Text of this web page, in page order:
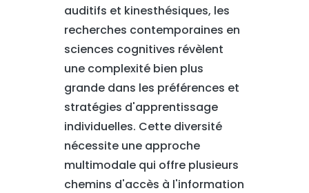
auditifs et kinesthésiques, les
recherches contemporaines en
sciences cognitives révèlent
une complexité bien plus
grande dans les préférences et
stratégies d'apprentissage
individuelles. Cette diversité
nécessite une approche
multimodale qui offre plusieurs
chemins d'accès à l'information